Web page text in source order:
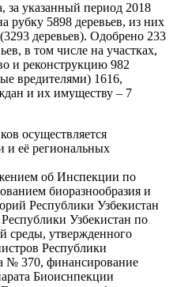
за указанный период 2018
рубку 5898 деревьев, из них
деревьев). Одобрено 233
в том числе на участках,
и реконструкцию 982
вредителями) 1616,
и их имуществу – 7
осуществляется
и её региональных
об Инспекции по
биоразнообразия и
Республики Узбекистан
Узбекистан по
среды, утвержденного
Республики
№ 370, финансирование
Биоиснпекции